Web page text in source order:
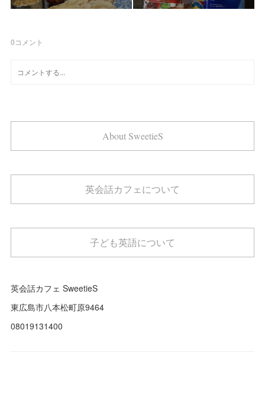
0コメント
About SweetieS
英会話カフェについて
子ども英語について
英会話カフェ SweetieS
東広島市八本松町原9464
08019131400